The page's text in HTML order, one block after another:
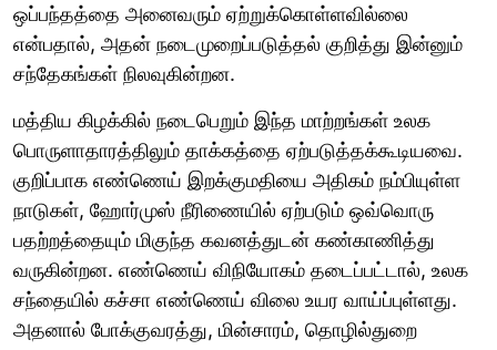
ஒப்பந்தத்தை அனைவரும் ஏற்றுக்கொள்ளவில்லை
என்பதால், அதன் நடைமுறைப்படுத்தல் குறித்து இன்னும்
சந்தேகங்கள் நிலவுகின்றன.
மத்திய கிழக்கில் நடைபெறும் இந்த மாற்றங்கள் உலக
பொருளாதாரத்திலும் தாக்கத்தை ஏற்படுத்தக்கூடியவை.
குறிப்பாக எண்ணெய் இறக்குமதியை அதிகம் நம்பியுள்ள
நாடுகள், ஹோர்முஸ் நீரிணையில் ஏற்படும் ஒவ்வொரு
பதற்றத்தையும் மிகுந்த கவனத்துடன் கண்காணித்து
வருகின்றன. எண்ணெய் விநியோகம் தடைப்பட்டால், உலக
சந்தையில் கச்சா எண்ணெய் விலை உயர வாய்ப்புள்ளது.
அதனால் போக்குவரத்து, மின்சாரம், தொழில்துறை